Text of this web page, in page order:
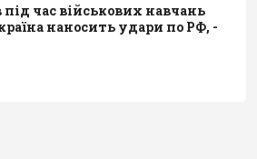
під час військових навчань
наносить удари по РФ, -